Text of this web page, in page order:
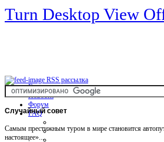
Turn Desktop View
Главная
Новости
Форум
FAQ
RSS рассылка
Случайный совет
Самым престижным туром в мире становится
настоящее»...